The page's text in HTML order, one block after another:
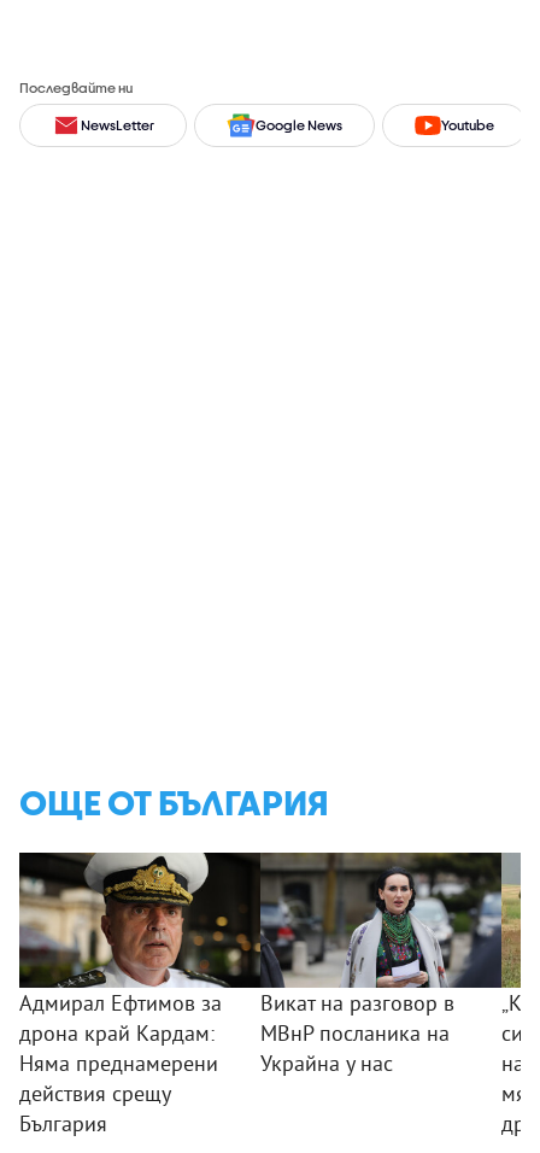
Последвайте ни
NewsLetter Google News Youtube
ОЩЕ ОТ БЪЛГАРИЯ
Адмирал Ефтимов за
дрона край Кардам:
Няма преднамерени
действия срещу
България
Викат на разговор в
МВнР посланика на
Украйна у нас
на